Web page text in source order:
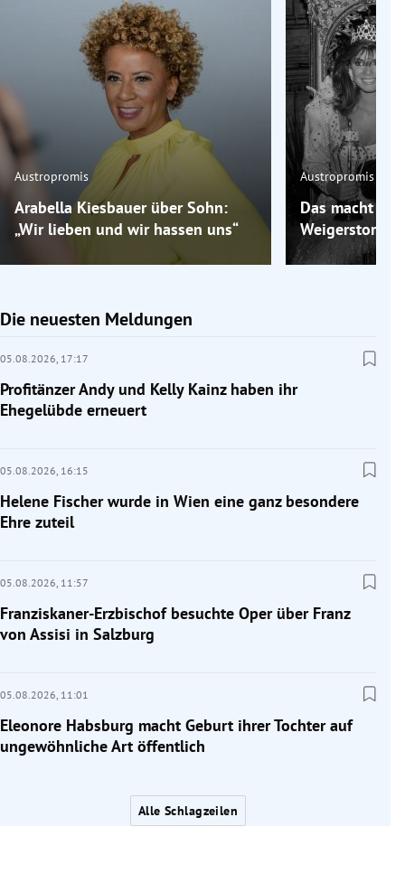
Austropromis
Arabella Kiesbauer über Sohn:
„Wir lieben und wir hassen uns“
Austropromis
Das macht
Weigerstorfer
Die neuesten Meldungen
05.08.2026, 17:17
Profitänzer Andy und Kelly Kainz haben ihr
Ehegelübde erneuert
05.08.2026, 16:15
Helene Fischer wurde in Wien eine ganz besondere
Ehre zuteil
05.08.2026, 11:57
Franziskaner-Erzbischof besuchte Oper über Franz
von Assisi in Salzburg
05.08.2026, 11:01
Eleonore Habsburg macht Geburt ihrer Tochter auf
ungewöhnliche Art öffentlich
Alle Schlagzeilen